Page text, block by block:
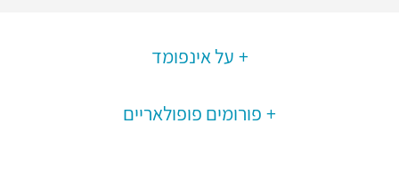
על אינפומד
פורומים פופולאריים